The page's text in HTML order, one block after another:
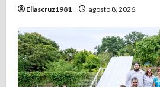
Eliascruz1981 agosto 8, 2026